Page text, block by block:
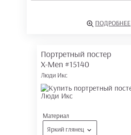
ПОДРОБНЕЕ
Портретный постер
X-Men #15140
Люди Икс
Материал
Яркий глянец